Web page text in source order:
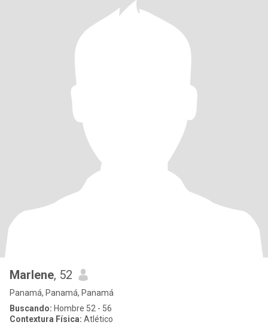
Marlene, 52
Panamá, Panamá, Panamá
Buscando: Hombre 52 - 56
Contextura Física: Atlético